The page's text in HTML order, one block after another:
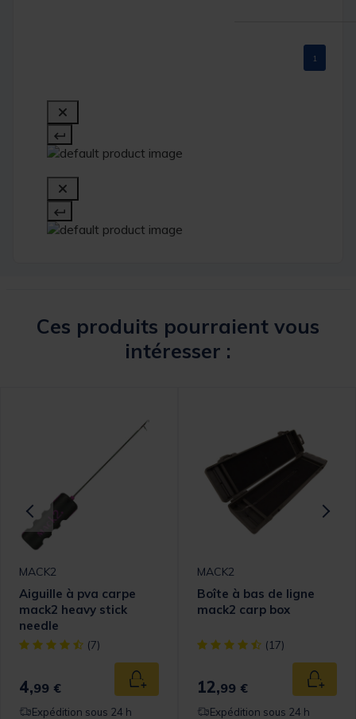
1
Ces produits pourraient vous
intéresser :
Rating
panier
MACK2
Aiguille à pva carpe
mack2 heavy stick
needle
[object Object] out of 5 Customer Rating
(7)
4,99 € Ajouter au panier
Expédition sous 24 h
MACK2
Boîte à bas de ligne
mack2 carp box
[object Object] out of 5
(17)
12,99 €
Expédition sous 24 h